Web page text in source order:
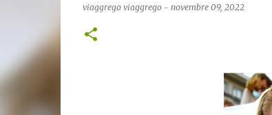
viaggrego viaggrego - novembre 09, 2022